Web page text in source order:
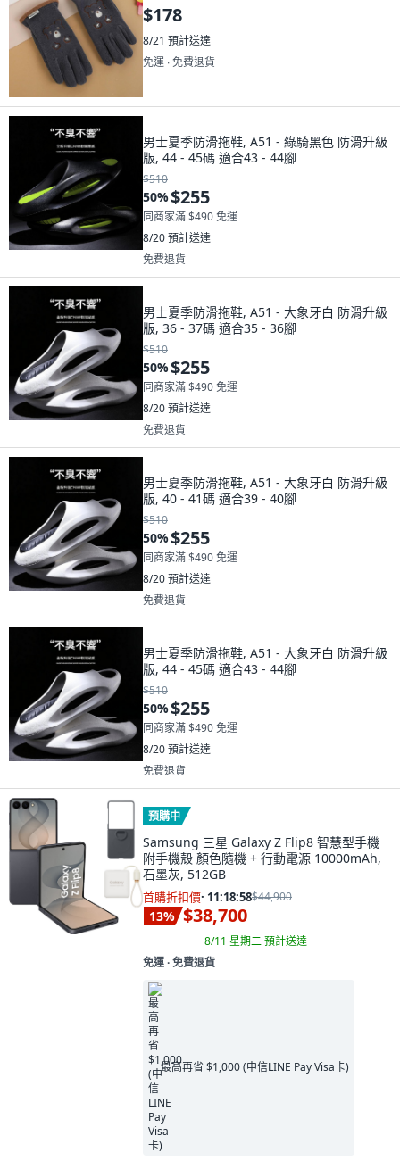
$178
8/21 預計送達
免運 ∙ 免費退貨
男士夏季防滑拖鞋, A51 - 綠騎黑色 防滑升級
版, 44 - 45碼 適合43 - 44腳
$510
50%$255
同商家滿 $490 免運
8/20預計送達
免費退貨
男士夏季防滑拖鞋, A51 - 大象牙白 防滑升級
版, 36 - 37碼 適合35 - 36腳
$510
50%$255
同商家滿 $490 免運
8/20預計送達
免費退貨
男士夏季防滑拖鞋, A51 - 大象牙白 防滑升級
版, 40 - 41碼 適合39 - 40腳
$510
50%$255
同商家滿 $490 免運
8/20預計送達
免費退貨
男士夏季防滑拖鞋, A51 - 大象牙白 防滑升級
版, 44 - 45碼 適合43 - 44腳
$510
50%$255
同商家滿 $490 免運
8/20預計送達
免費退貨
預購中
Samsung 三星 Galaxy Z Flip8 智慧型手機
附手機殼 顏色隨機 + 行動電源 10000mAh,
石墨灰, 512GB
首購折扣價· 11:18:57$44,900
13% $38,700
8/11 星期二預計送達
免運 ∙ 免費退貨
最高再省 $1,000 (中信LINE Pay Visa卡)